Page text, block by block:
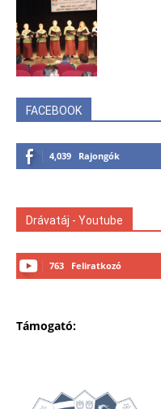
FACEBOOK
4,039 Rajongók
Drávatáj - Youtube
763 Feliratkozó
Támogató: